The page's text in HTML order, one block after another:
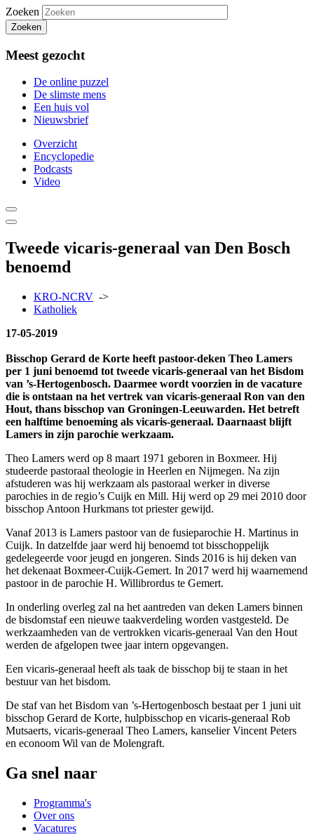
Zoeken
Zoeken
Meest gezocht
De online puzzel
De slimste mens
Een huis vol
Nieuwsbrief
Overzicht
Encyclopedie
Podcasts
Video
Tweede vicaris-generaal van Den Bosch
benoemd
KRO-NCRV ->
Katholiek
17-05-2019
Bisschop Gerard de Korte heeft pastoor-deken Theo Lamers
per 1 juni benoemd tot tweede vicaris-generaal van het Bisdom
van ’s-Hertogenbosch. Daarmee wordt voorzien in de vacature
die is ontstaan na het vertrek van vicaris-generaal Ron van den
Hout, thans bisschop van Groningen-Leeuwarden. Het betreft
een halftime benoeming als vicaris-generaal. Daarnaast blijft
Lamers in zijn parochie werkzaam.
Theo Lamers werd op 8 maart 1971 geboren in Boxmeer. Hij
studeerde pastoraal theologie in Heerlen en Nijmegen. Na zijn
afstuderen was hij werkzaam als pastoraal werker in diverse
parochies in de regio’s Cuijk en Mill. Hij werd op 29 mei 2010 door
bisschop Antoon Hurkmans tot priester gewijd.
Vanaf 2013 is Lamers pastoor van de fusieparochie H. Martinus in
Cuijk. In datzelfde jaar werd hij benoemd tot bisschoppelijk
gedelegeerde voor jeugd en jongeren. Sinds 2016 is hij deken van
het dekenaat Boxmeer-Cuijk-Gemert. In 2017 werd hij waarnemend
pastoor in de parochie H. Willibrordus te Gemert.
In onderling overleg zal na het aantreden van deken Lamers binnen
de bisdomstaf een nieuwe taakverdeling worden vastgesteld. De
werkzaamheden van de vertrokken vicaris-generaal Van den Hout
werden de afgelopen twee jaar intern opgevangen.
Een vicaris-generaal heeft als taak de bisschop bij te staan in het
bestuur van het bisdom.
De staf van het Bisdom van ’s-Hertogenbosch bestaat per 1 juni uit
bisschop Gerard de Korte, hulpbisschop en vicaris-generaal Rob
Mutsaerts, vicaris-generaal Theo Lamers, kanselier Vincent Peters
en econoom Wil van de Molengraft.
Ga snel naar
Programma's
Over ons
Vacatures